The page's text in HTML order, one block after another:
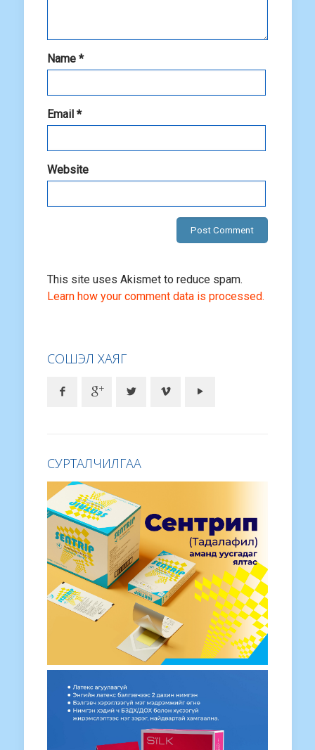
Name *
Email *
Website
This site uses Akismet to reduce spam.
Learn how your comment data is processed.
СОШЭЛ ХАЯГ
СУРТАЛЧИЛГАА